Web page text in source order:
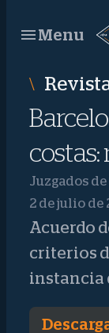
contenido
Menu
Juzgados
2 de julio de
Acuerdo
criterios
instancia